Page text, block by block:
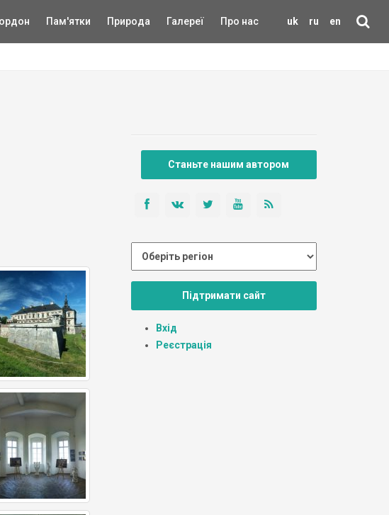
uk ru en
Пам'ятки Природа Галереї Про нас
Станьте нашим автором
Підтримати сайт
Вхід
Реєстрація